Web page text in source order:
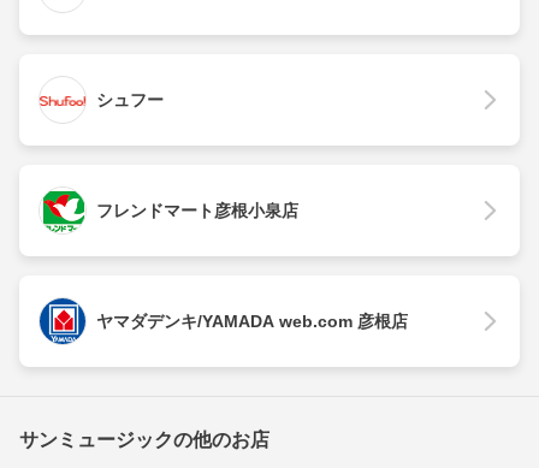
シュフー
フレンドマート彦根小泉店
ヤマダデンキ/YAMADA web.com 彦根店
サンミュージックの他のお店